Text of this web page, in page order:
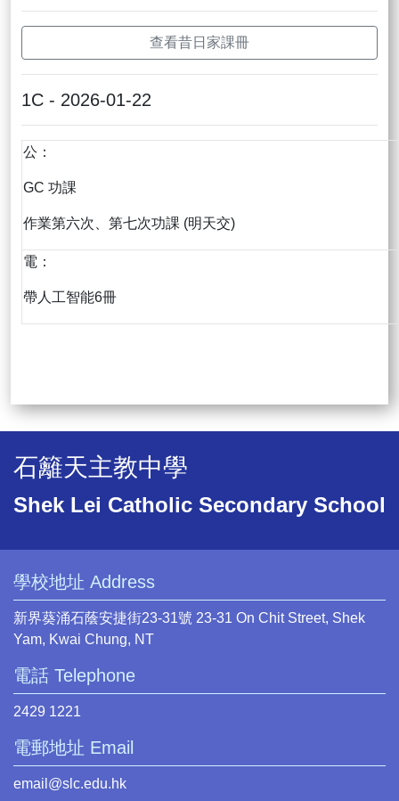
查看昔日家課冊
1C - 2026-01-22
公：
GC 功課
作業第六次、第七次功課 (明天交)
電：
帶人工智能6冊
石籬天主教中學
Shek Lei Catholic Secondary School
學校地址 Address
新界葵涌石蔭安捷街23-31號 23-31 On Chit Street, Shek
Yam, Kwai Chung, NT
電話 Telephone
2429 1221
電郵地址 Email
email@slc.edu.hk